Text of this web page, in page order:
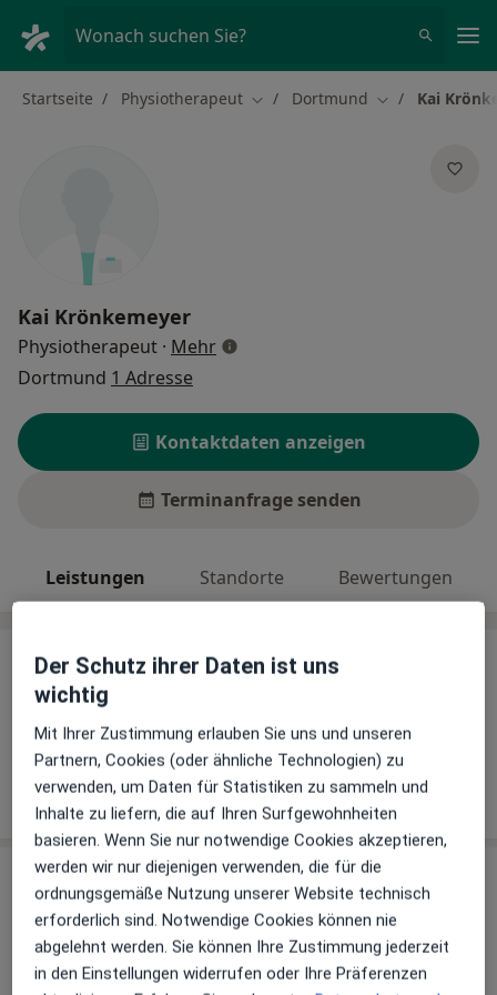
Wonach suchen Sie?
Startseite Physiotherapeut Stadt ändern
Dortmund Stadt ändern
Kai
Kai Krönkemeyer
Physiotherapeut · Mehrüber Spezialisierungen
Dortmund 1 Adresse
Kontaktdaten anzeigen
Terminanfrage senden
Leistungen Standorte Bewertungen
Leistungen
Keine Informationen über Leistungen und Kosten
Auf diesem Profil wurden noch keine Informationen
über Leistungen hinzugefügt.
Sind Sie Kai Krönkemeyer? Arzt-Info
Hinterlegen Sie kostenlos ein Portraitbild, Ihre
Der Schutz ihrer Daten ist uns
wichtig
Mit Ihrer Zustimmung erlauben Sie uns und unseren
Partnern, Cookies (oder ähnliche Technologien) zu
verwenden, um Daten für Statistiken zu sammeln und
Inhalte zu liefern, die auf Ihren Surfgewohnheiten
basieren. Wenn Sie nur notwendige Cookies akzeptieren,
werden wir nur diejenigen verwenden, die für die
ordnungsgemäße Nutzung unserer Website technisch
erforderlich sind. Notwendige Cookies können nie
abgelehnt werden. Sie können Ihre Zustimmung jederzeit
in den Einstellungen widerrufen oder Ihre Präferenzen